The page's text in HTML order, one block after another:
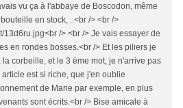
vu ça à l'abbaye de Boscodon, même
en stock, ..<br /> <br />
13d6ru.jpg<br /> <br /> Je vais essayer de
en rondes bosses.<br /> Et les piliers je
corbeille, et le 3 ème mot, je n'arrive pas
article est si riche, que j'en oublie
de Marie par exemple, en plus
sont écrits.<br /> Bise amicale à